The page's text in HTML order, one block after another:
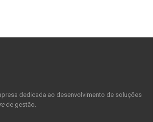
dedicada ao desenvolvimento de soluções
de gestão.